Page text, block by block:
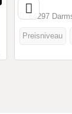
64297
Preisniveau